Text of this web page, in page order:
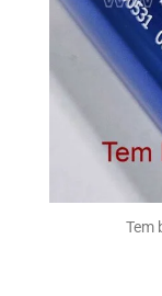
Tem